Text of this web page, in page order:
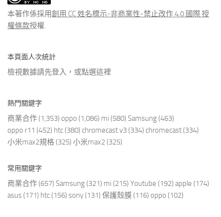
章
本著作係採用創用 CC 姓名標示-非商業性-禁止改作 4.0 國際 授
權條款授權.
本頁面人次統計
檢視數據請先登入，或點選這裡
熱門關鍵字
商業合作 (1,353) oppo (1,086) mi (580) Samsung (463)
oppo r11 (452) htc (380) chromecast v3 (334) chromecast (334)
小米max2規格 (325) 小米max2 (325)
常用關鍵字
商業合作 (657) Samsung (321) mi (215) Youtube (192) apple (174)
asus (171) htc (156) sony (131) 保護殼膜 (116) oppo (102)